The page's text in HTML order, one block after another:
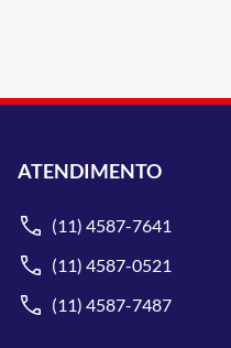
ATENDIMENTO
(11) 4587-7641
(11) 4587-0521
(11) 4587-7487